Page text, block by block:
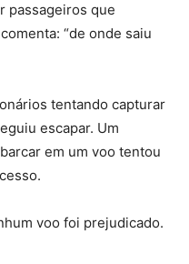
passageiros que
“de onde saiu
tentando capturar
escapar. Um
em um voo tentou
voo foi prejudicado.